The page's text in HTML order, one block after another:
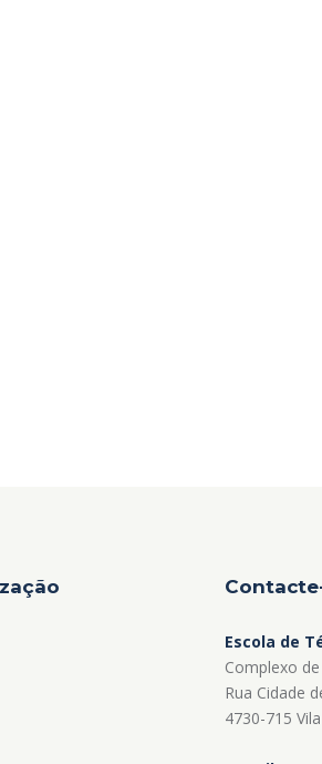
Escola de
Complexo
Rua Cidade
4730-715